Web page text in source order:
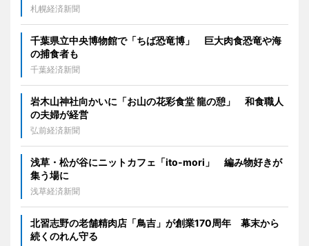
札幌経済新聞
千葉県立中央博物館で「ちば恐竜博」 巨大肉食恐竜や海
の捕食者も
千葉経済新聞
岩木山神社向かいに「お山の花彩食堂 龍の憩」 和食職人
の夫婦が経営
弘前経済新聞
浅草・松が谷にニットカフェ「ito-mori」 編み物好きが
集う場に
浅草経済新聞
北習志野の老舗精肉店「鳥吉」が創業170周年 幕末から
続くのれん守る